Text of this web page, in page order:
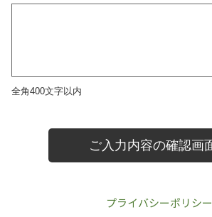
プライバシーポリシー